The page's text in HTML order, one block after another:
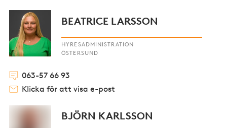
BEATRICE LARSSON
HYRESADMINISTRATION
ÖSTERSUND
063-57 66 93
Klicka för att visa e-post
BJÖRN KARLSSON